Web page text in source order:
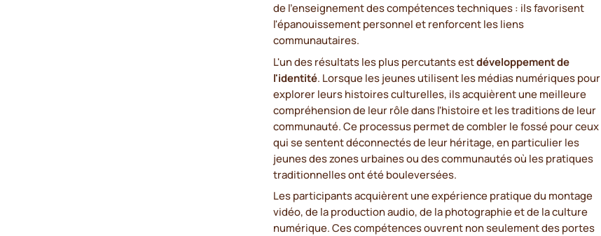
de l'enseignement des compétences techniques : ils favorisent
l'épanouissement personnel et renforcent les liens
communautaires.
L'un des résultats les plus percutants estdéveloppement de
l'identité. Lorsque les jeunes utilisent les médias numériques pour
explorer leurs histoires culturelles, ils acquièrent une meilleure
compréhension de leur rôle dans l'histoire et les traditions de leur
communauté. Ce processus permet de combler le fossé pour ceux
qui se sentent déconnectés de leur héritage, en particulier les
jeunes des zones urbaines ou des communautés où les pratiques
traditionnelles ont été bouleversées.
Les participants acquièrent une expérience pratique du montage
vidéo, de la production audio, de la photographie et de la culture
numérique. Ces compétences ouvrent non seulement des portes